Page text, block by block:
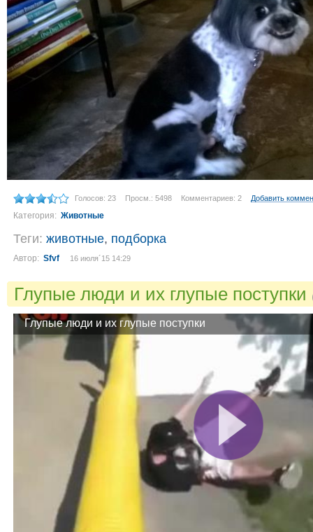
Голосов: 23 Просм.: 5498 Комментариев: 2 Добавить
Категория: Животные
Теги: животные, подборка
Автор: Sfvf 16 июля´15 14:29
Глупые люди и их глупые поступки
Глупые люди и их глупые поступки